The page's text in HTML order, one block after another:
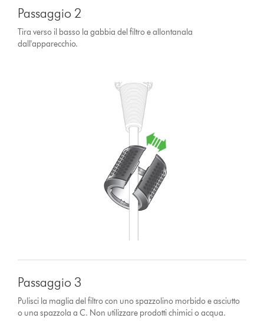
Passaggio 2
Tira verso il basso la gabbia del filtro e allontanala
dall'apparecchio.
Passaggio 3
Pulisci la maglia del filtro con uno spazzolino morbido e asciutto
o una spazzola a C. Non utilizzare prodotti chimici o acqua.